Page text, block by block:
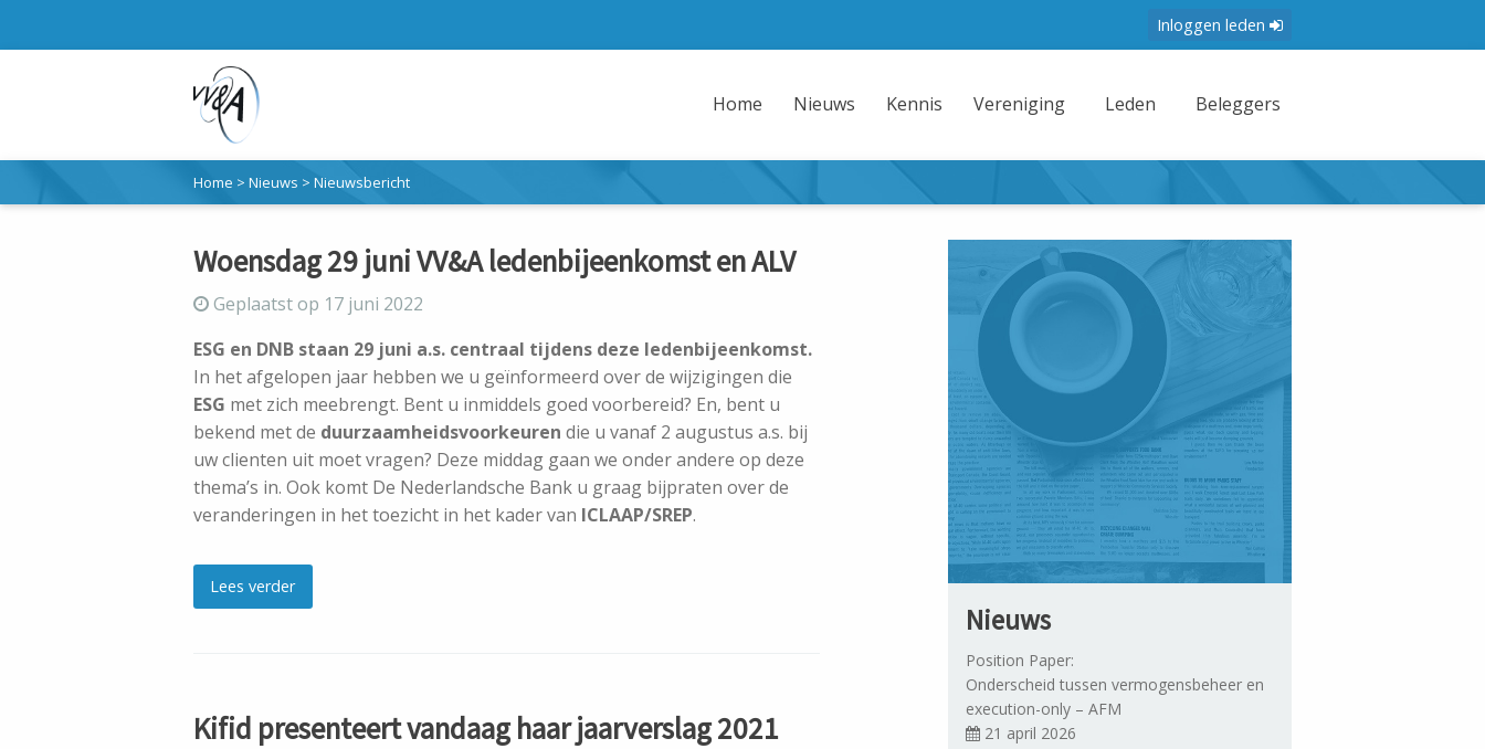
Inloggen leden
Home Nieuws Kennis Vereniging Leden Beleggers
Home > Nieuws > Nieuwsbericht
Woensdag 29 juni VV&A ledenbijeenkomst en ALV
Geplaatst op 17 juni 2022
ESG en DNB staan 29 juni a.s. centraal tijdens deze ledenbijeenkomst.
In het afgelopen jaar hebben we u geïnformeerd over de wijzigingen die
ESG met zich meebrengt. Bent u inmiddels goed voorbereid? En, bent u
bekend met de duurzaamheidsvoorkeuren die u vanaf 2 augustus a.s. bij
uw clienten uit moet vragen? Deze middag gaan we onder andere op deze
thema’s in. Ook komt De Nederlandsche Bank u graag bijpraten over de
veranderingen in het toezicht in het kader van ICLAAP/SREP.
Lees verder
Kifid presenteert vandaag haar jaarverslag 2021
Nieuws
Position Paper:
Onderscheid tussen vermogensbeheer en
execution-only – AFM
21 april 2026